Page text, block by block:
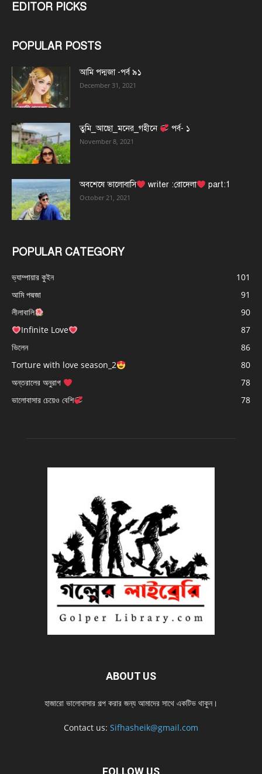
EDITOR PICKS
POPULAR POSTS
আমি পদ্মজা -পর্ব ৯১
December 31, 2021
তুমি_আছো_মনের_গহীনে পর্ব- ১
November 8, 2021
অবশেষে ভালোবাসি writer :রোদেলা part:1
October 21, 2021
POPULAR CATEGORY
ভ্যাম্পায়ার কুইন
101
আমি পদ্মজা
91
লীলাবালি
90
Infinite Love
87
ভিলেন
86
Torture with love season_2
80
অন্তরালের অনুরাগ
78
ভালোবাসার চেয়েও বেশি
78
ABOUT US
হাজারো ভালোবাসার গল্প করার জন্য আমাদের সাথে একটিভ থাকুন।
Contact us: Sifhasheik@gmail.com
FOLLOW US